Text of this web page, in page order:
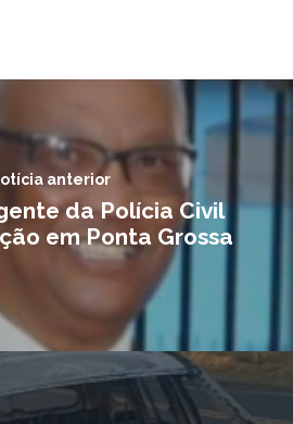
anterior
da Polícia Civil
em Ponta Grossa